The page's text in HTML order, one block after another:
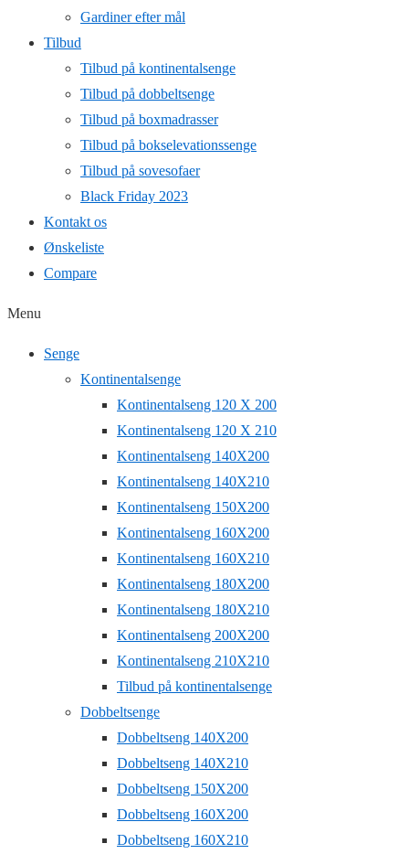
Gardiner efter mål
Tilbud
Tilbud på kontinentalsenge
Tilbud på dobbeltsenge
Tilbud på boxmadrasser
Tilbud på bokselevationssenge
Tilbud på sovesofaer
Black Friday 2023
Kontakt os
Ønskeliste
Compare
Menu
Senge
Kontinentalsenge
Kontinentalseng 120 X 200
Kontinentalseng 120 X 210
Kontinentalseng 140X200
Kontinentalseng 140X210
Kontinentalseng 150X200
Kontinentalseng 160X200
Kontinentalseng 160X210
Kontinentalseng 180X200
Kontinentalseng 180X210
Kontinentalseng 200X200
Kontinentalseng 210X210
Tilbud på kontinentalsenge
Dobbeltsenge
Dobbeltseng 140X200
Dobbeltseng 140X210
Dobbeltseng 150X200
Dobbeltseng 160X200
Dobbeltseng 160X210